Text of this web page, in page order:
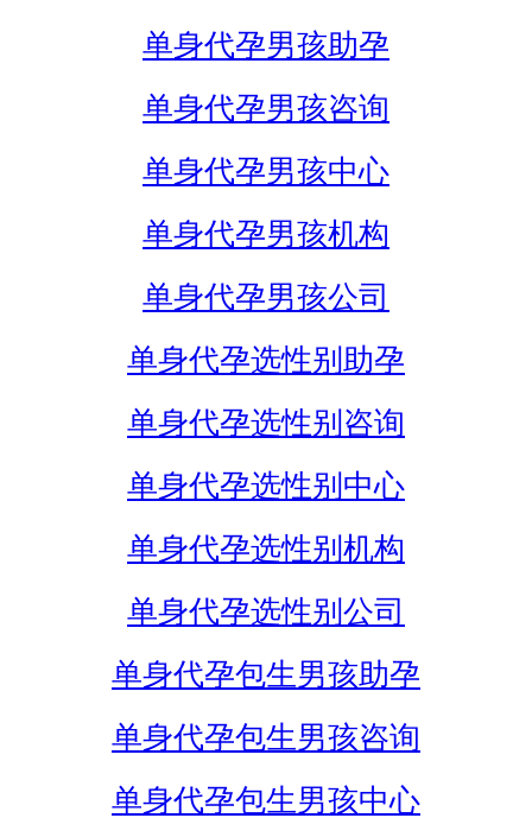
单身代孕男孩助孕
单身代孕男孩咨询
单身代孕男孩中心
单身代孕男孩机构
单身代孕男孩公司
单身代孕选性别助孕
单身代孕选性别咨询
单身代孕选性别中心
单身代孕选性别机构
单身代孕选性别公司
单身代孕包生男孩助孕
单身代孕包生男孩咨询
单身代孕包生男孩中心